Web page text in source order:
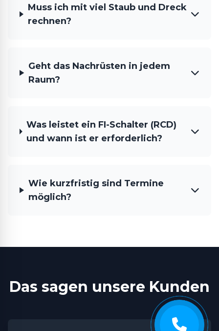
Muss ich mit viel Staub und Dreck
rechnen?
Geht das Nachrüsten in jedem
Raum?
Was leistet ein FI-Schalter (RCD)
und wann ist er erforderlich?
Wie kurzfristig sind Termine
möglich?
Das sagen unsere Kunden